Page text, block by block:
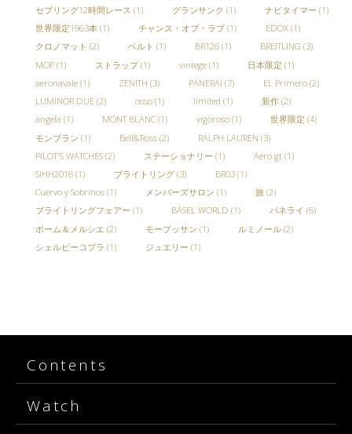
セブリング12時間レース (1) グランサンク (1) ナビタイマー (1)
世界限定1963本(1) チャンス・オブ・ラブ(1) EDOX(1)
クロノマット (2) ベルト (1) BR126(1) BREITLING (3)
MOP(1) ストラップ(1) vintege(1) 日本限定 (1)
aeronavale(1) ZENITH (3) PANERAI (7) EL Primero(2)
LUMINOR DUE(2) osso(1) limited (1) 新作(2)
angela (1) MONT BLANC(1) vigoroso(1) 世界限定 (4)
モンブラン (1) Bell&Ross(2) RALPH LAUREN (3)
PILOT'S WATCHES(2) ステーショナリー (1) Aero gt(1)
SIHH2016(1) ブライトリング(3) BR03(1)
Cuervo y Sobrinos(1) メンバーズサロン (1) 旅(2)
ブライトリングフェアー (1) BASEL WORLD (1) パネライ (6)
ボーム＆メルシエ (2) モーブッサン (1) ルミノール(2)
シェルビーコブラ (1) ジュエリー (1)
Contents
Watch